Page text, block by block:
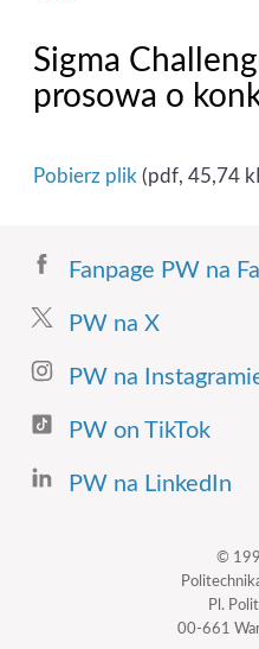
Sigma
prosowa o
Pobierz plik (pdf, 45,74
Fanpage PW na
PW na X
PW na
PW on TikTok
PW na LinkedIn
©
Pl.
00-661